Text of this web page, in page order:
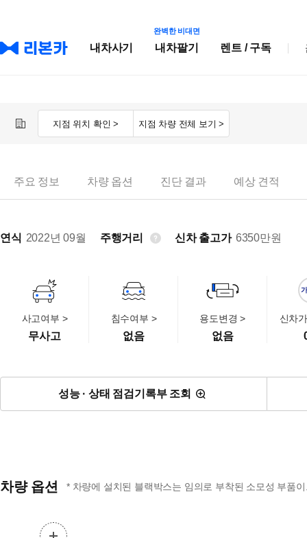
내차사기
완벽한 비대면
내차팔기 렌트 / 구독
지점 위치 확인 > 지점 차량 전체 보기 >
주요 정보 차량 옵션 진단 결과 예상 견적
연식 2022년 09월 주행거리 신차 출고가 6350만원
사고여부 >
무사고
침수여부 >
없음
용도변경 >
없음
신차
성능 · 상태 점검기록부 조회
차량 옵션 * 차량에 설치된 블랙박스는 임의로 부착된 소모성 부품